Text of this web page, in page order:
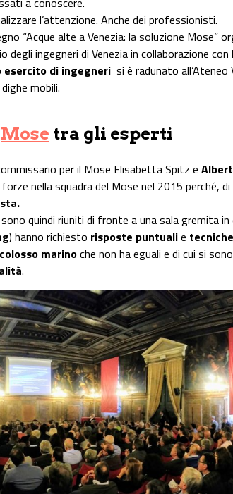
l’attenzione. Anche dei professionisti.
“Acque alte a Venezia: la soluzione Mose”
degli ingegneri di Venezia in collaborazione
esercito di ingegneri si è radunato
mobili.
Mose tra gli esperti
per il Mose Elisabetta Spitz e
nella squadra del Mose nel 2015 perché,
quindi riuniti di fronte a una sala gremita in
) hanno richiesto risposte puntualie tecniche
colosso marinoche non ha eguali e di cui si
.